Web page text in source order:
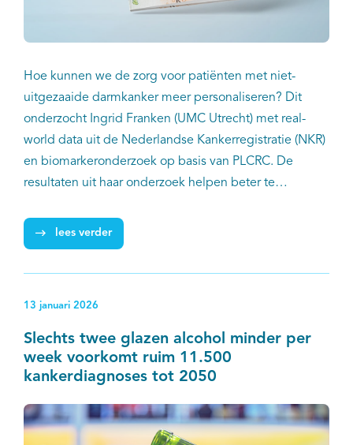
Hoe kunnen we de zorg voor patiënten met niet-
uitgezaaide darmkanker meer personaliseren? Dit
onderzocht Ingrid Franken (UMC Utrecht) met real-
world data uit de Nederlandse Kankerregistratie (NKR)
en biomarkeronderzoek op basis van PLCRC. De
resultaten uit haar onderzoek helpen beter te
dikkedarm- of endeldarmkanker baat hebben bij
aanvullende chemotherapie; welke patiënten
lees verder
13 januari 2026
Slechts twee glazen alcohol minder per
week voorkomt ruim 11.500
kankerdiagnoses tot 2050